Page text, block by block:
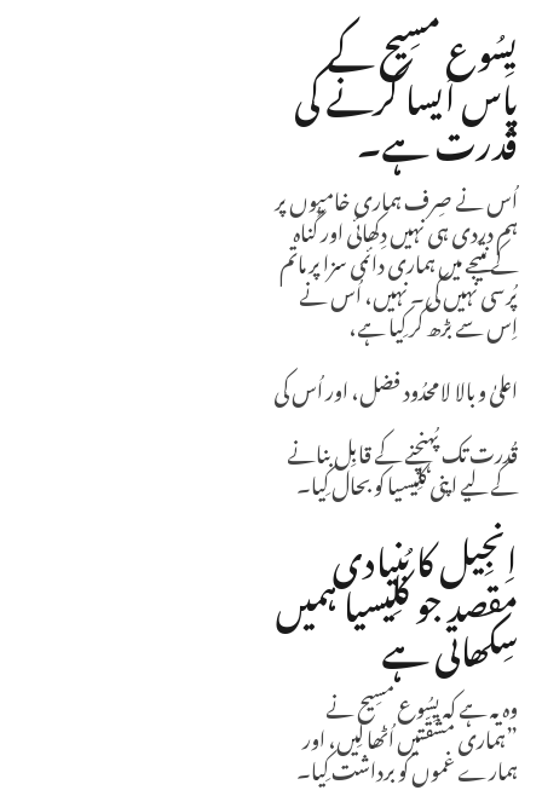
یِسُوع مسِیح کے
پاس اَیسا کرنے کی
قُدرت ہے۔
اُس نے صِرف ہماری خامیوں پر
ہم دردی ہی نہیں دِکھائیاور گُناہ
کے نتیجے میں ہماری دائمی سزا پر ماتم
پُرسی نہیں کی۔نہیں، اُس نے
اِس سے بڑھ کر کِیا ہے،
اعلیٰ و بالا لامحدُود فضل، اور اُس کی
قُدرت تک پُہنچنے کے قابِل بنانے
کے لیے اپنی کلِیسیا کو بحال کِیا۔
اِنجِیل کا بُنیادی
مقصد جو کلِیسیا ہمیں
سِکھاتی ہے
وہ یہ ہے کہ یِسُوع مسِیح نے
”ہماری مشقّتیں اُٹھا لِیں، اور
ہمارے غموں کو برداشت کِیا۔